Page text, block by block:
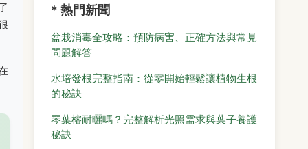
* 熱門新聞
盆栽消毒全攻略：預防病害、正確方法與常見
問題解答
水培發根完整指南：從零開始輕鬆讓植物生根
的秘訣
琴葉榕耐曬嗎？完整解析光照需求與葉子養護
秘訣